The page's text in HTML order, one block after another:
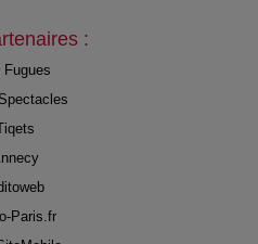
:
Fugues
Paris.fr